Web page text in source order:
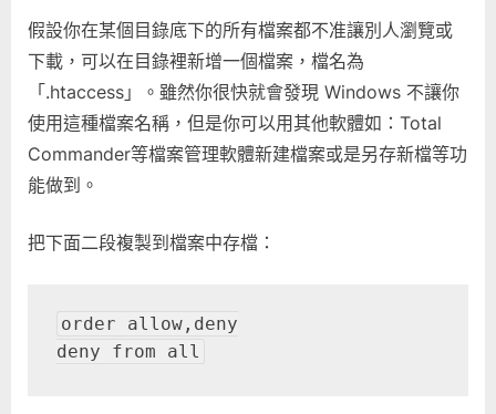
小。
用〉
中
假設你在某個目錄底下的所有檔案都不准讓別人瀏覽或
下載，可以在目錄裡新增一個檔案，檔名為
「.htaccess」。雖然你很快就會發現 Windows 不讓你
使用這種檔案名稱，但是你可以用其他軟體如：Total
Commander等檔案管理軟體新建檔案或是另存新檔等功
能做到。
把下面二段複製到檔案中存檔：
order allow,deny
deny from all